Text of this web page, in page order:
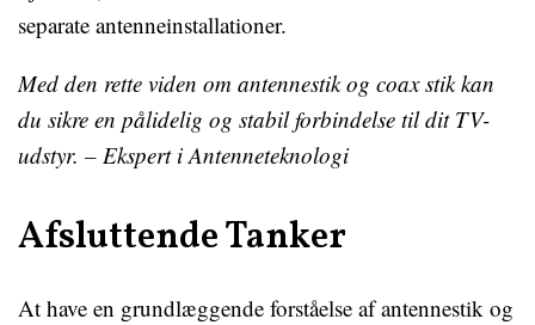
separate antenneinstallationer.
Med den rette viden om antennestik og coax stik kan
du sikre en pålidelig og stabil forbindelse til dit TV-
udstyr. – Ekspert i Antenneteknologi
Afsluttende Tanker
At have en grundlæggende forståelse af antennestik og